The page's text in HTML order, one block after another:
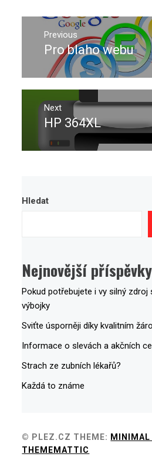
Navigace
příspěvek
Previous
Previous
post:
Pro blaho webu
Next
Next
HP 364XL
Hledat
Nejnovější příspěvky
Pokud potřebujete i vy silný
výbojky
Sviťte úsporněji díky kvalitním
Informace o slevách a akčních
Strach ze zubních lékařů?
Každá to známe
© PLEZ.CZ THEME: MINIMAL
THEMEMATTIC